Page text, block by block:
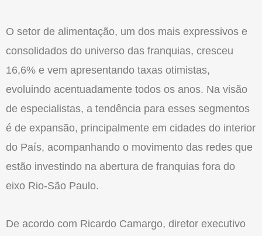
O setor de alimentação, um dos mais expressivos e
consolidados do uni­verso das franquias, cresceu
16,6% e vem apresentando taxas otimis­tas,
evoluindo acentuada­mente todos os anos. Na visão
de especialistas, a tendência para esses segmentos
é de expansão, prin­cipalmente em cidades do interior
do País, acompanhando o movimento das redes que
estão investindo na abertura de franquias fora do
eixo Rio-São Paulo.
De acordo com Ricardo Camargo, diretor executivo